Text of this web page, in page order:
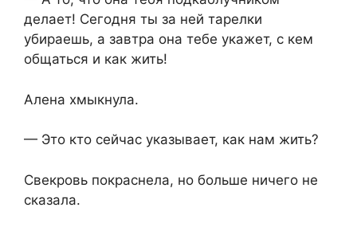
делает! Сегодня ты за ней тарелки
убираешь, а завтра она тебе укажет, с кем
общаться и как жить!
Алена хмыкнула.
— Это кто сейчас указывает, как нам жить?
Свекровь покраснела, но больше ничего не
сказала.